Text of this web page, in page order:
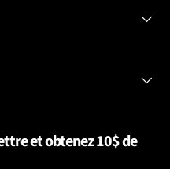
et obtenez 10$ de